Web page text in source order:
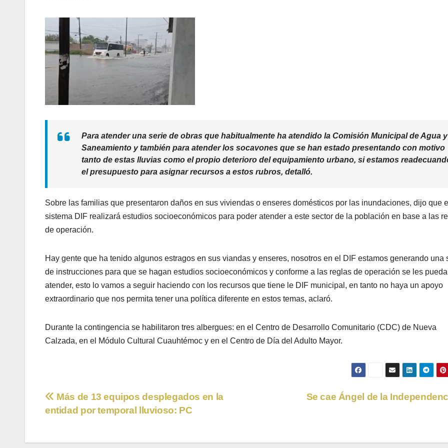
Para atender una serie de obras que habitualmente ha atendido la Comisión Municipal de Agua y
Saneamiento y también para atender los socavones que se han estado presentando con motivo
tanto de estas lluvias como el propio deterioro del equipamiento urbano, si estamos
el presupuesto para asignar recursos a estos rubros, detalló.
Sobre las familias que presentaron daños en sus viviendas o enseres domésticos por las inundaciones, dijo que el
sistema DIF realizará estudios socioeconómicos para poder atender a este sector de la población en base a las
de operación.
Hay gente que ha tenido algunos estragos en sus viandas y enseres, nosotros en el DIF estamos generando una
de instrucciones para que se hagan estudios socioeconómicos y conforme a las reglas de operación se les pueda
atender, esto lo vamos a seguir haciendo con los recursos que tiene le DIF municipal, en tanto no haya un apoyo
extraordinario que nos permita tener una política diferente en estos temas, aclaró.
Durante la contingencia se habilitaron tres albergues: en el Centro de Desarrollo Comunitario (CDC) de Nueva
Calzada, en el Módulo Cultural Cuauhtémoc y en el Centro de Día del Adulto Mayor.
Navegación
entradas
Se cae Ángel de la
Más de 13 equipos desplegados en la
entidad por temporal lluvioso: PC